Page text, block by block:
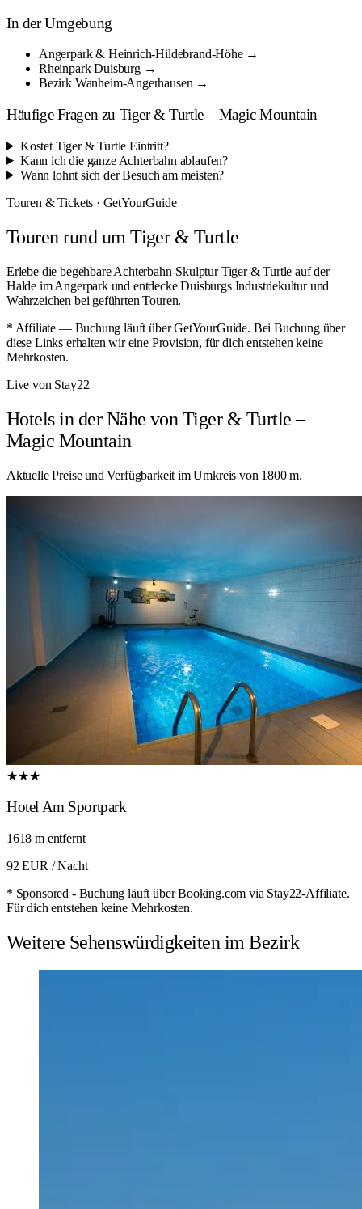
In der Umgebung
Angerpark & Heinrich-Hildebrand-Höhe →
Rheinpark Duisburg →
Bezirk Wanheim-Angerhausen →
Häufige Fragen zu Tiger & Turtle – Magic Mountain
Kostet Tiger & Turtle Eintritt?
Kann ich die ganze Achterbahn ablaufen?
Wann lohnt sich der Besuch am meisten?
Touren & Tickets · GetYourGuide
Touren rund um Tiger & Turtle
Erlebe die begehbare Achterbahn-Skulptur Tiger & Turtle auf der
Halde im Angerpark und entdecke Duisburgs Industriekultur und
Wahrzeichen bei geführten Touren.
* Affiliate — Buchung läuft über GetYourGuide. Bei Buchung über
diese Links erhalten wir eine Provision, für dich entstehen keine
Mehrkosten.
Live von Stay22
Hotels in der Nähe von Tiger & Turtle –
Magic Mountain
Aktuelle Preise und Verfügbarkeit im Umkreis von 1800 m.
★★★
Hotel Am Sportpark
1618 m entfernt
92 EUR / Nacht
* Sponsored - Buchung läuft über Booking.com via Stay22-Affiliate.
Für dich entstehen keine Mehrkosten.
Weitere Sehenswürdigkeiten im Bezirk